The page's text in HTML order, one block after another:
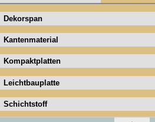
Dekorspan
Kantenmaterial
Kompaktplatten
Leichtbauplatte
Schichtstoff